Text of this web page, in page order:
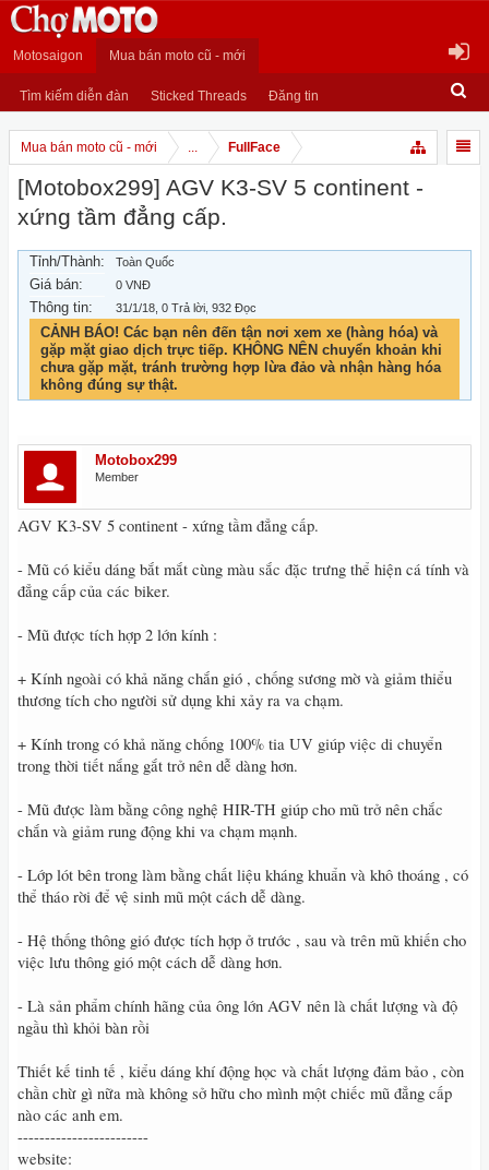
Motosaigon Mua bán moto cũ - mới
Tìm kiếm diễn đàn Sticked Threads Đăng tin
Mua bán moto cũ - mới ... FullFace
[Motobox299] AGV K3-SV 5 continent -
xứng tầm đẳng cấp.
Tỉnh/Thành: Toàn Quốc
Giá bán: 0 VNĐ
Thông tin: 31/1/18 , 0 Trả lời, 932 Đọc
CẢNH BÁO! Các bạn nên đến tận nơi xem xe (hàng hóa) và
gặp mặt giao dịch trực tiếp. KHÔNG NÊN chuyển khoản khi
chưa gặp mặt, tránh trường hợp lừa đảo và nhận hàng hóa
không đúng sự thật.
Motobox299
Member
AGV K3-SV 5 continent - xứng tầm đẳng cấp.
- Mũ có kiểu dáng bắt mắt cùng màu sắc đặc trưng thể hiện cá tính và
đẳng cấp của các biker.
- Mũ được tích hợp 2 lớn kính :
+ Kính ngoài có khả năng chắn gió , chống sương mờ và giảm thiểu
thương tích cho người sử dụng khi xảy ra va chạm.
+ Kính trong có khả năng chống 100% tia UV giúp việc di chuyển
trong thời tiết nắng gắt trở nên dễ dàng hơn.
- Mũ được làm bằng công nghệ HIR-TH giúp cho mũ trở nên chắc
chắn và giảm rung động khi va chạm mạnh.
- Lớp lót bên trong làm bằng chất liệu kháng khuẩn và khô thoáng , có
thể tháo rời để vệ sinh mũ một cách dễ dàng.
- Hệ thống thông gió được tích hợp ở trước , sau và trên mũ khiến cho
việc lưu thông gió một cách dễ dàng hơn.
- Là sản phẩm chính hãng của ông lớn AGV nên là chất lượng và độ
ngầu thì khỏi bàn rồi
Thiết kế tinh tế , kiểu dáng khí động học và chất lượng đảm bảo , còn
chần chừ gì nữa mà không sở hữu cho mình một chiếc mũ đẳng cấp
nào các anh em.
------------------------
website: